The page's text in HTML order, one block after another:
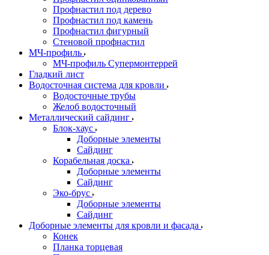
Профнастил под дерево
Профнастил под камень
Профнастил фигурный
Стеновой профнастил
МЧ-профиль
МЧ-профиль Супермонтеррей
Гладкий лист
Водосточная система для кровли
Водосточные трубы
Желоб водосточный
Металлический сайдинг
Блок-хаус
Доборные элементы
Сайдинг
Корабельная доска
Доборные элементы
Сайдинг
Эко-брус
Доборные элементы
Сайдинг
Доборные элементы для кровли и фасада
Конек
Планка торцевая